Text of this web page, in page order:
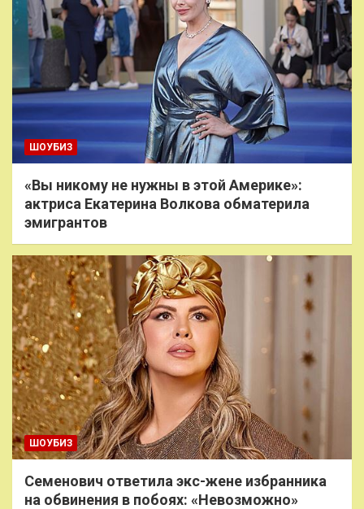
ШОУБИЗ
«Вы никому не нужны в этой Америке»:
актриса Екатерина Волкова обматерила
эмигрантов
ШОУБИЗ
Семенович ответила экс-жене избранника
на обвинения в побоях: «Невозможно»